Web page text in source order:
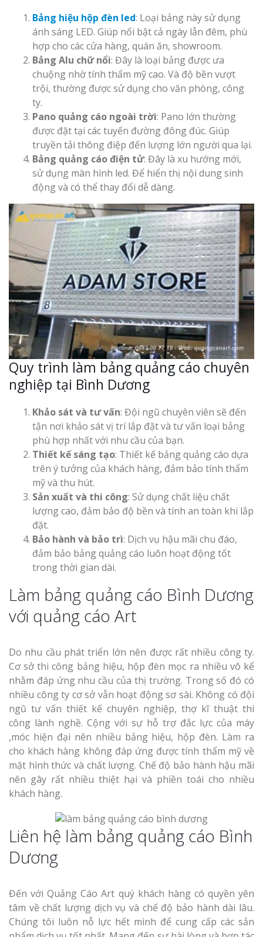
Bảng hiệu hộp đèn led: Loại bảng này sử dụng
ánh sáng LED. Giúp nổi bật cả ngày lẫn đêm, phù
hợp cho các cửa hàng, quán ăn, showroom.
Bảng Alu chữ nổi: Đây là loại bảng được ưa
chuộng nhờ tính thẩm mỹ cao. Và độ bền vượt
trội, thường được sử dụng cho văn phòng, công
ty.
Pano quảng cáo ngoài trời: Pano lớn thường
được đặt tại các tuyến đường đông đúc. Giúp
truyền tải thông điệp đến lượng lớn người qua lại.
Bảng quảng cáo điện tử: Đây là xu hướng mới,
sử dụng màn hình led. Để hiển thị nội dung sinh
động và có thể thay đổi dễ dàng.
Quy trình làm bảng quảng cáo chuyên
nghiệp tại Bình Dương
Khảo sát và tư vấn: Đội ngũ chuyên viên sẽ đến
tận nơi khảo sát vị trí lắp đặt và tư vấn loại bảng
phù hợp nhất với nhu cầu của bạn.
Thiết kế sáng tạo: Thiết kế bảng quảng cáo dựa
trên ý tưởng của khách hàng, đảm bảo tính thẩm
mỹ và thu hút.
Sản xuất và thi công: Sử dụng chất liệu chất
lượng cao, đảm bảo độ bền và tính an toàn khi lắp
đặt.
Bảo hành và bảo trì: Dịch vụ hậu mãi chu đáo,
đảm bảo bảng quảng cáo luôn hoạt động tốt
trong thời gian dài.
Làm bảng quảng cáo Bình Dương
với quảng cáo Art
Do nhu cầu phát triển lớn nên được rất nhiều công ty.
Cơ sở thi công bảng hiệu, hộp đèn mọc ra nhiều vô kể
nhằm đáp ứng nhu cầu của thị trường. Trong số đó có
nhiều công ty cơ sở vẫn hoạt động sơ sài. Không có đội
ngũ tư vấn thiết kế chuyên nghiệp, thợ kĩ thuật thi
công lành nghề. Cộng với sự hỗ trợ đắc lực của máy
,móc hiện đại nên nhiều bảng hiệu, hộp đèn. Làm ra
cho khách hàng không đáp ứng được tính thẩm mỹ về
mặt hình thức và chất lượng. Chế độ bảo hành hậu mãi
nên gây rất nhiều thiệt hại và phiền toái cho nhiều
khách hàng.
Liên hệ làm bảng quảng cáo Bình
Dương
Đến với Quảng Cáo Art quý khách hàng có quyền yên
tâm về chất lượng dịch vụ và chế độ bảo hành dài lâu.
Chúng tôi luôn nỗ lực hết mình để cung cấp các sản
Làm Biển
Nam Đàn Uy Tín Giá
Làm Biển
Mỹ Phẩm Vinh Thu
Hàng
Top 10 Mẫu
Hiệu Shop
Nghệ An Đẹp
Làm Bảng
Thuốc Nghệ An Chuẩn
Làm Hộp
Mỏng Nghệ
Hút
Vinh Thu Hút Mọi